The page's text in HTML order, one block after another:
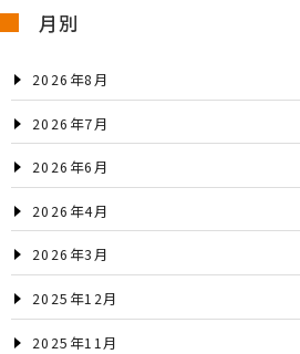
月別
2026年8月
2026年7月
2026年6月
2026年4月
2026年3月
2025年12月
2025年11月